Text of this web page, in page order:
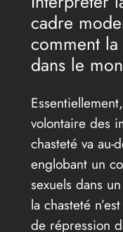
cadre
comment
dans le
volontaire des
chasteté va au-
englobant un
sexuels dans
la chasteté
de répression